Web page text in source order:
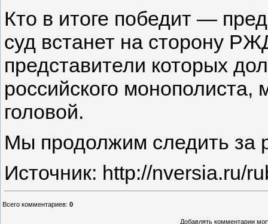
Кто в итоге победит —
суд встанет на сторону
представители которых
российского монополиста,
головой.
Мы продолжим следить за
Источник: http://nversia.ru/
Всего комментариев: 0
Добавлять комментарии